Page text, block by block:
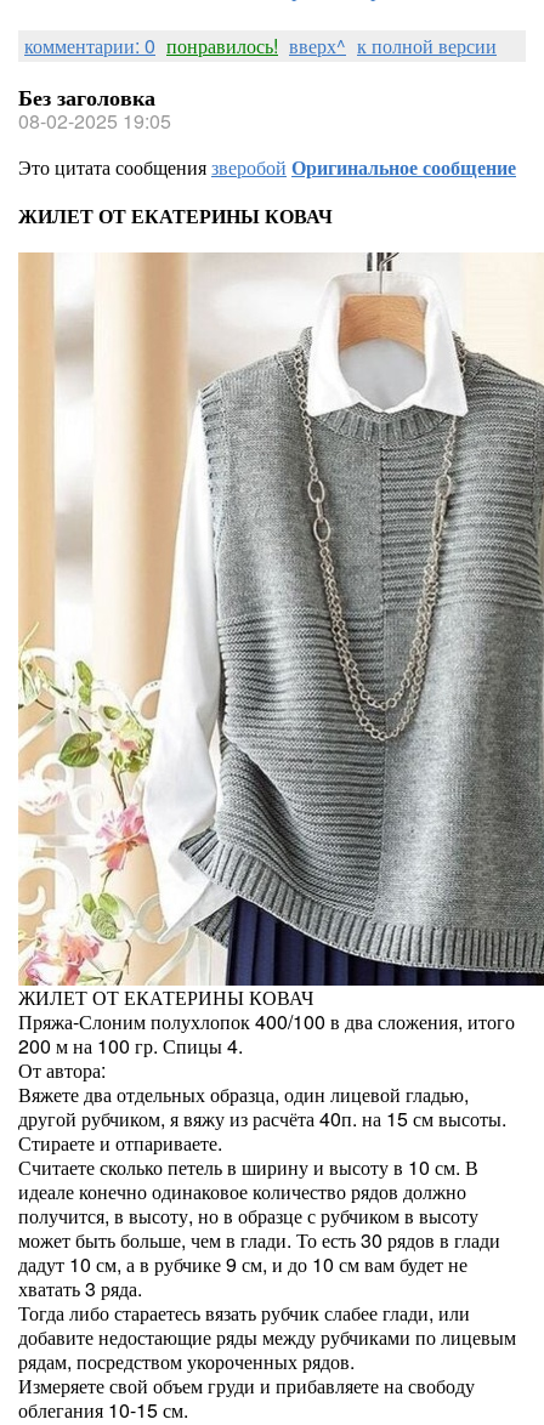
комментарии: 0 понравилось! вверх^ к полной версии
Без заголовка
08-02-2025 19:05
Это цитата сообщениязверобой Оригинальное сообщение
ЖИЛЕТ ОТ ЕКАТЕРИНЫ КОВАЧ
ЖИЛЕТ ОТ ЕКАТЕРИНЫ КОВАЧ
Пряжа-Слоним полухлопок 400/100 в два сложения, итого
200 м на 100 гр. Спицы 4.
От автора:
Вяжете два отдельных образца, один лицевой гладью,
другой рубчиком, я вяжу из расчёта 40п. на 15 см высоты.
Стираете и отпариваете.
Считаете сколько петель в ширину и высоту в 10 см. В
идеале конечно одинаковое количество рядов должно
получится, в высоту, но в образце с рубчиком в высоту
может быть больше, чем в глади. То есть 30 рядов в глади
дадут 10 см, а в рубчике 9 см, и до 10 см вам будет не
хватать 3 ряда.
Тогда либо стараетесь вязать рубчик слабее глади, или
добавите недостающие ряды между рубчиками по лицевым
рядам, посредством укороченных рядов.
Измеряете свой объем груди и прибавляете на свободу
облегания 10-15 см.